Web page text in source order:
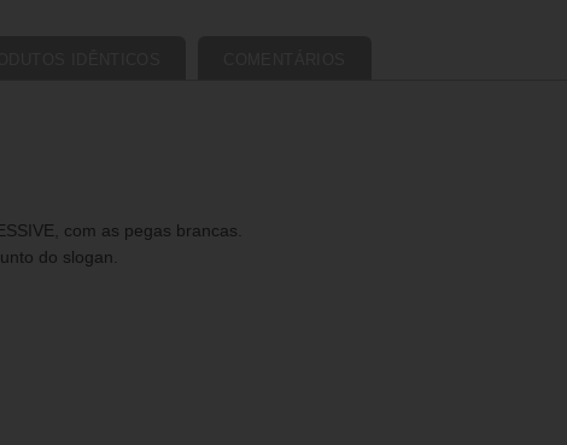
com as pegas brancas.
do slogan.